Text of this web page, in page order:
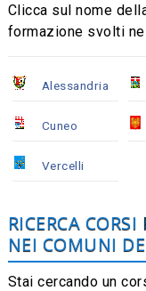
Clicca sul nome
formazione svolti
Alessandria
Cuneo
Vercelli
RICERCA CORSI
NEI COMUNI
Stai cercando un